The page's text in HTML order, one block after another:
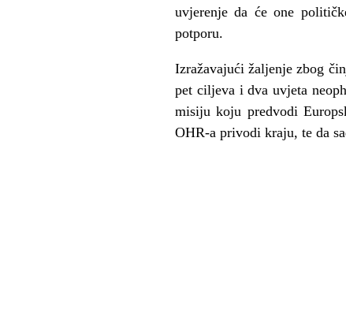
uvjerenje da će one
potporu.
Izražavajući žaljenje zbog
pet ciljeva i dva uvjeta
misiju koju predvodi
OHR-a privodi kraju, te da